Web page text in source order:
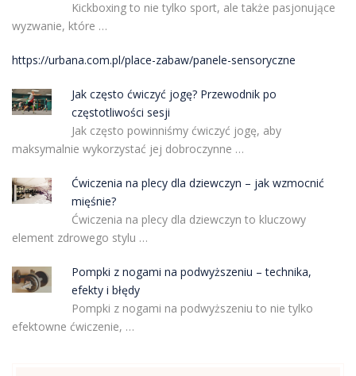
Kickboxing to nie tylko sport, ale także pasjonujące
wyzwanie, które …
https://urbana.com.pl/place-zabaw/panele-sensoryczne
Jak często ćwiczyć jogę? Przewodnik po
częstotliwości sesji
Jak często powinniśmy ćwiczyć jogę, aby
maksymalnie wykorzystać jej dobroczynne …
Ćwiczenia na plecy dla dziewczyn – jak wzmocnić
mięśnie?
Ćwiczenia na plecy dla dziewczyn to kluczowy
element zdrowego stylu …
Pompki z nogami na podwyższeniu – technika,
efekty i błędy
Pompki z nogami na podwyższeniu to nie tylko
efektowne ćwiczenie, …